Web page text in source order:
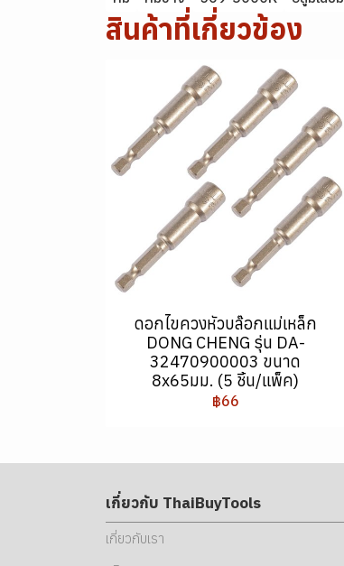
สินค้าที่เกี่ยวข้อง
ดอกไขควงหัวบล๊อกแม่เหล็ก
DONG CHENG รุ่น DA-
32470900003 ขนาด
8x65มม. (5 ชิ้น/แพ็ค)
฿66
เกี่ยวกับ ThaiBuyTools
เกี่ยวกับเรา